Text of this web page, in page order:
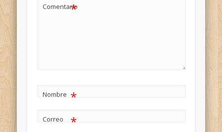
Comentario
*
Nombre *
Correo
*